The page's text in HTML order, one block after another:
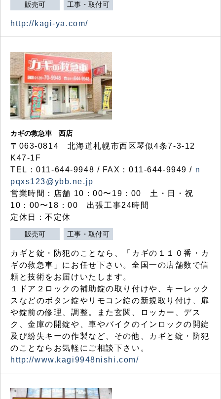
販売可 工事・取付可
http://kagi-ya.com/
カギの救急車 西店
〒063-0814 北海道札幌市西区琴似4条7-3-12
K47-1F
TEL：011-644-9948 / FAX：011-644-9949 / n
pqxs123@ybb.ne.jp
営業時間：店舗 10：00〜19：00 土・日・祝
10：00〜18：00 出張工事24時間
定休日：不定休
販売可 工事・取付可
カギと錠・防犯のことなら、「カギの１１０番・カ
ギの救急車」にお任せ下さい。全国一の店舗数で信
頼と技術をお届けいたします。
１ドア２ロックの補助錠の取り付けや、キーレック
スなどのボタン錠やリモコン錠の新規取り付け、扉
や錠前の修理、調整。また玄関、ロッカー、デス
ク、金庫の開錠や、車やバイクのインロックの開錠
及び紛失キーの作製など、その他、カギと錠・防犯
のことならお気軽にご相談下さい。
http://www.kagi9948nishi.com/